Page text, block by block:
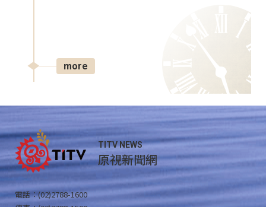
more
TITV NEWS
原視新聞網
電話：(02)2788-1600